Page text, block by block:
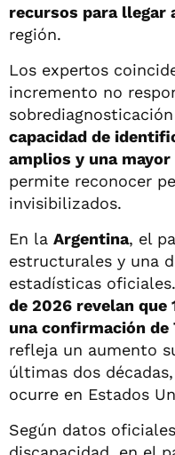
recursos para llegar
región.
Los expertos
incremento no
capacidad de
amplios y una
permite reconocer
invisibilizados.
En la Argentina, el
estructurales y una
estadísticas oficiales.
de 2026 revelan que
una confirmación de
refleja un aumento
últimas dos
ocurre en Estados
Según datos